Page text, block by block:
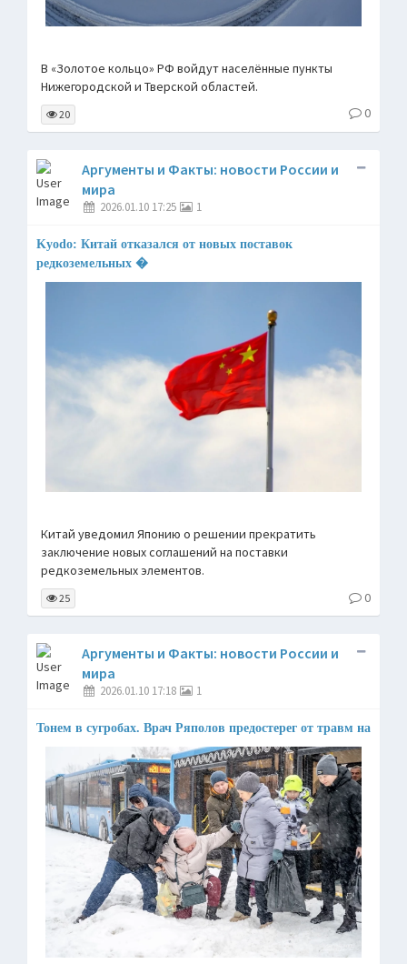
В «Золотое кольцо» РФ войдут населённые пункты
Нижегородской и Тверской областей.
20 0
Аргументы и Факты: новости России и
мира
2026.01.10 17:25 1
Kyodo: Китай отказался от новых поставок
редкоземельных �
Китай уведомил Японию о решении прекратить
заключение новых соглашений на поставки
редкоземельных элементов.
25 0
Аргументы и Факты: новости России и
мира
2026.01.10 17:18 1
Тонем в сугробах. Врач Ряполов предостерег от травм на